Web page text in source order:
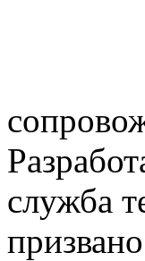
служба